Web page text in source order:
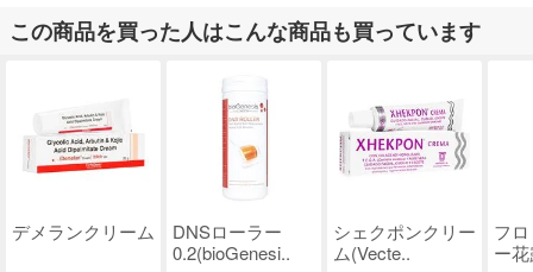
この商品を買った人はこんな商品も買っています
デメランクリーム
DNSローラー
0.2(bioGenesi..
シェクポンクリー
ム(Vecte..
フ
ー